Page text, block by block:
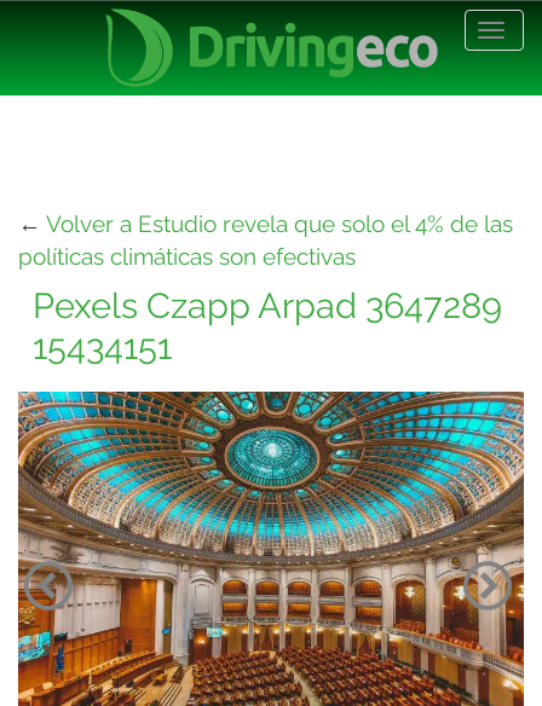
← Volver a Estudio revela que solo el 4% de las
políticas climáticas son efectivas
Pexels Czapp Arpad 3647289
15434151